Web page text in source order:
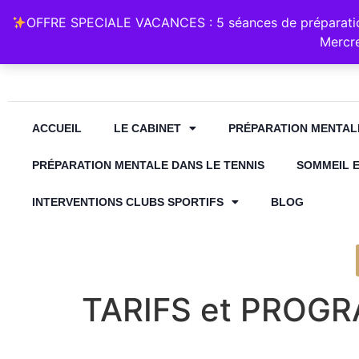
06
ACCUEIL LE CABINET PRÉPARATION
PRÉPARATION MENTALE DANS LE TENNIS SOMMEIL
INTERVENTIONS CLUBS SPORTIFS BLOG
TARIFS et
OFFRE SPECIALE VACANCES : 5 séances de